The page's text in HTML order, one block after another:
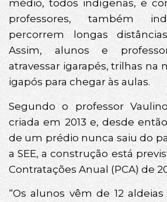
médio, todos indígenas, e
professores, também
percorrem longas
Assim, alunos e
atravessar igarapés, trilhas na
igapós para chegar às aulas.
Segundo o professor
criada em 2013 e, desde
de um prédio nunca saiu do
a SEE, a construção está
Contratações Anual (PCA) de
“Os alunos vêm de 12